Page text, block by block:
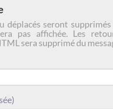
déplacés seront
pas affichée. Les
sera supprimé du